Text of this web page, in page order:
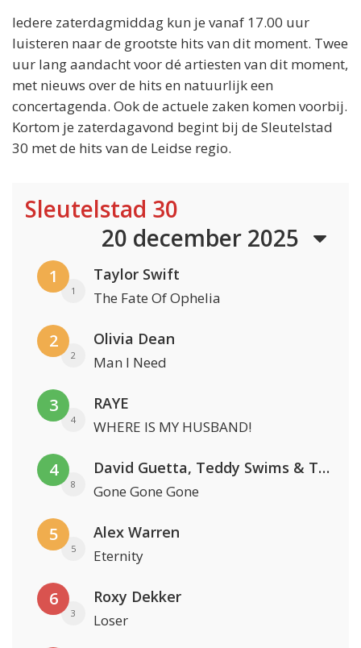
Iedere zaterdagmiddag kun je vanaf 17.00 uur
luisteren naar de grootste hits van dit moment. Twee
uur lang aandacht voor dé artiesten van dit moment,
met nieuws over de hits en natuurlijk een
concertagenda. Ook de actuele zaken komen voorbij.
Kortom je zaterdagavond begint bij de Sleutelstad
30 met de hits van de Leidse regio.
Sleutelstad 30
20 december 2025
1
1
Taylor Swift
The Fate Of Ophelia
2
2
Olivia Dean
Man I Need
3
4
RAYE
WHERE IS MY HUSBAND!
4
8
David Guetta, Teddy Swims & Tones And I
Gone Gone Gone
5
5
Alex Warren
Eternity
6
3
Roxy Dekker
Loser